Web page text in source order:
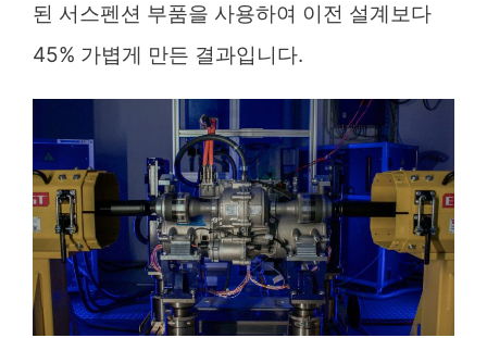
된 서스펜션 부품을 사용하여 이전 설계보다
45% 가볍게 만든 결과입니다.